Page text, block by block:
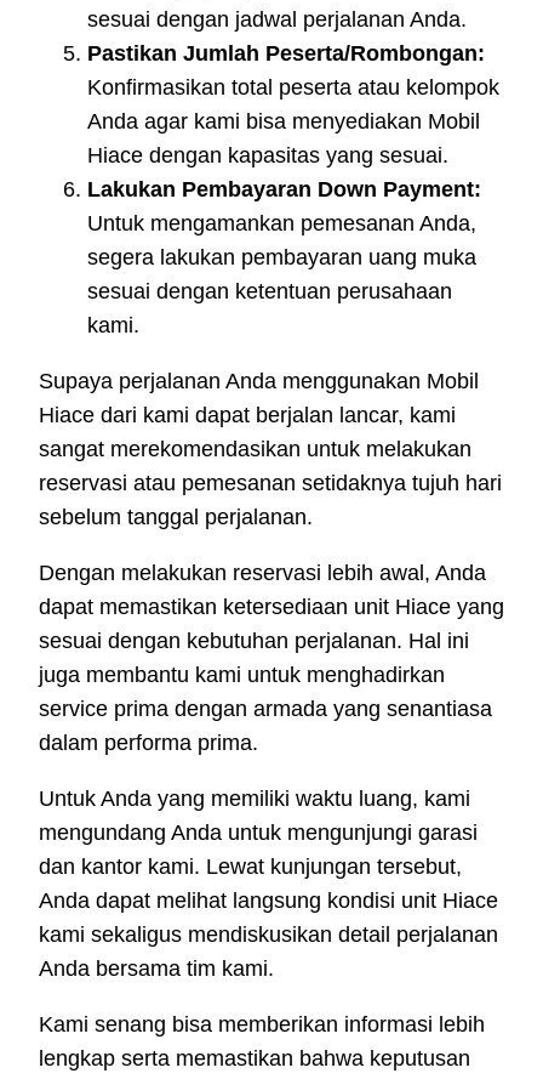
sesuai dengan jadwal perjalanan Anda.
Pastikan Jumlah Peserta/Rombongan:
Konfirmasikan total peserta atau kelompok
Anda agar kami bisa menyediakan Mobil
Hiace dengan kapasitas yang sesuai.
Lakukan Pembayaran Down Payment:
Untuk mengamankan pemesanan Anda,
segera lakukan pembayaran uang muka
sesuai dengan ketentuan perusahaan
kami.
Supaya perjalanan Anda menggunakan Mobil
Hiace dari kami dapat berjalan lancar, kami
sangat merekomendasikan untuk melakukan
reservasi atau pemesanan setidaknya tujuh hari
sebelum tanggal perjalanan.
Dengan melakukan reservasi lebih awal, Anda
dapat memastikan ketersediaan unit Hiace yang
sesuai dengan kebutuhan perjalanan. Hal ini
juga membantu kami untuk menghadirkan
service prima dengan armada yang senantiasa
dalam performa prima.
Untuk Anda yang memiliki waktu luang, kami
mengundang Anda untuk mengunjungi garasi
dan kantor kami. Lewat kunjungan tersebut,
Anda dapat melihat langsung kondisi unit Hiace
kami sekaligus mendiskusikan detail perjalanan
Anda bersama tim kami.
Kami senang bisa memberikan informasi lebih
lengkap serta memastikan bahwa keputusan